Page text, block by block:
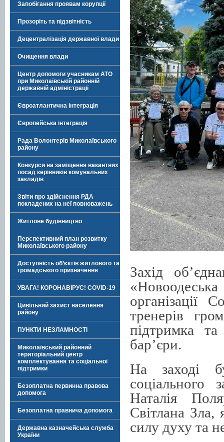
Запобігання проявам корупції
Прозоріть та підзвітність
Децентралізація державної влади
Очищення влади
Центр допомоги учасникам АТО
при Миколаївській районній
державній адміністрації
Євроатлантична інтеграція
Європейська інтеграція
Рада Волонтерів Миколаївського
району
Конкурси на заміщення вакантних
посад керівників комунальних
закладів
Звіти про здійснення РДА
покладених на неї повноважень
Житлове будівництво
Перспективний план розвитку
Миколаївського району
Доступність об’єктів житлового та
громадського призначення
УВАГА! КОРОНАВІРУС! COVID-19
Цивільний захист населення
району
ПУНКТИ НЕЗЛАМНОСТІ
Миколаївський районний
територіальний центр
комплектування та соціальної
підтримки
Безоплатна первинна правова
допомога
Безоплатна правнича допомога
Державна казначейська служба
України
Захід
організації
тренерів
підтримка
бар’єри.
На заході
соціального
Наталія
Світлана Зла,
силу духу та